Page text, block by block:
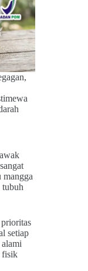
mangga
tubuh
setiap
fisik